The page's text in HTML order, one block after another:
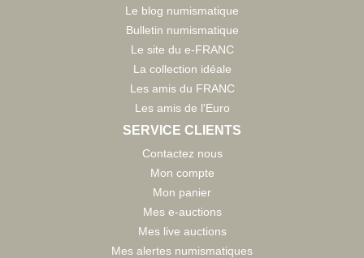
Le blog numismatique
Bulletin numismatique
Le site du e-FRANC
La collection idéale
Les amis du FRANC
Les amis de l'Euro
SERVICE CLIENTS
Contactez nous
Mon compte
Mon panier
Mes e-auctions
Mes live auctions
Mes alertes numismatiques